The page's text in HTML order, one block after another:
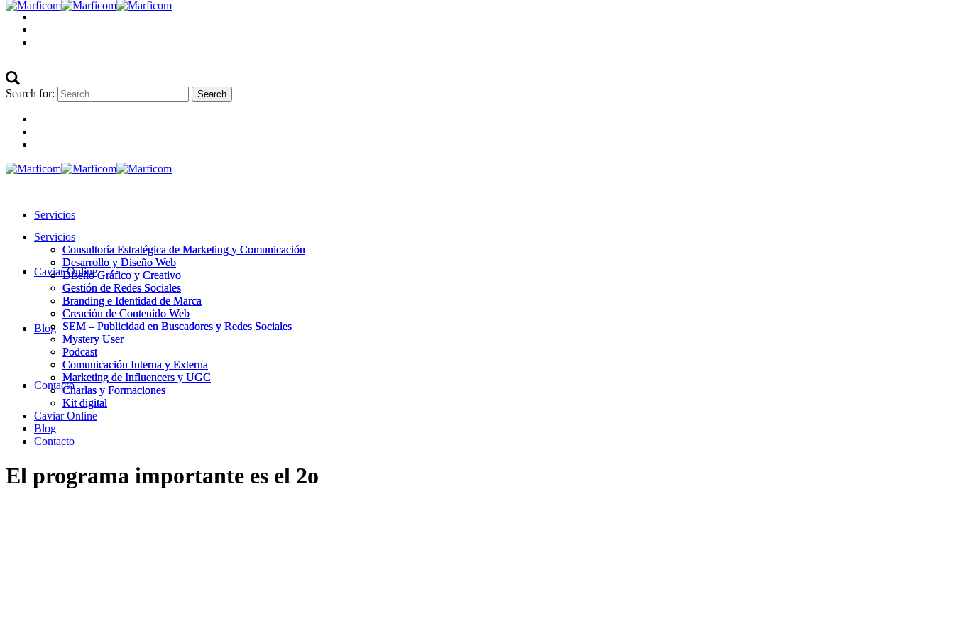
Search for:
Servicios
Consultoría Estratégica de Marketing y Comunicación
Desarrollo y Diseño Web
Diseño Gráfico y Creativo
Gestión de Redes Sociales
Branding e Identidad de Marca
Creación de Contenido Web
SEM – Publicidad en Buscadores y Redes Sociales
Mystery User
Podcast
Comunicación Interna y Externa
Marketing de Influencers y UGC
Charlas y Formaciones
Kit digital
Caviar Online
Blog
Contacto
Servicios
Consultoría Estratégica de Marketing y Comunicación
Desarrollo y Diseño Web
Diseño Gráfico y Creativo
Gestión de Redes Sociales
Branding e Identidad de Marca
Creación de Contenido Web
SEM – Publicidad en Buscadores y Redes Sociales
Mystery User
Podcast
Comunicación Interna y Externa
Marketing de Influencers y UGC
Charlas y Formaciones
Kit digital
Caviar Online
Blog
Contacto
El programa importante es el 2o